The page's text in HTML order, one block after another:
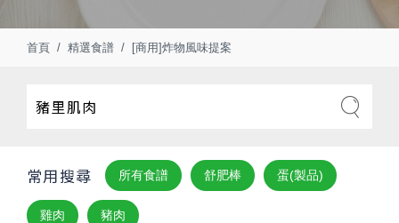
首頁 精選食譜 [商用]炸物風味提案
常用搜尋 所有食譜 舒肥棒 蛋(製品)
雞肉 豬肉